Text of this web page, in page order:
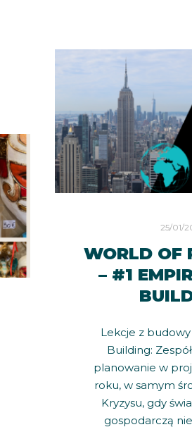
25/01/
WORLD OF
– #1
Lekcje z
Building:
planowanie w
roku, w samym
Kryzysu, gdy
gospodarczą